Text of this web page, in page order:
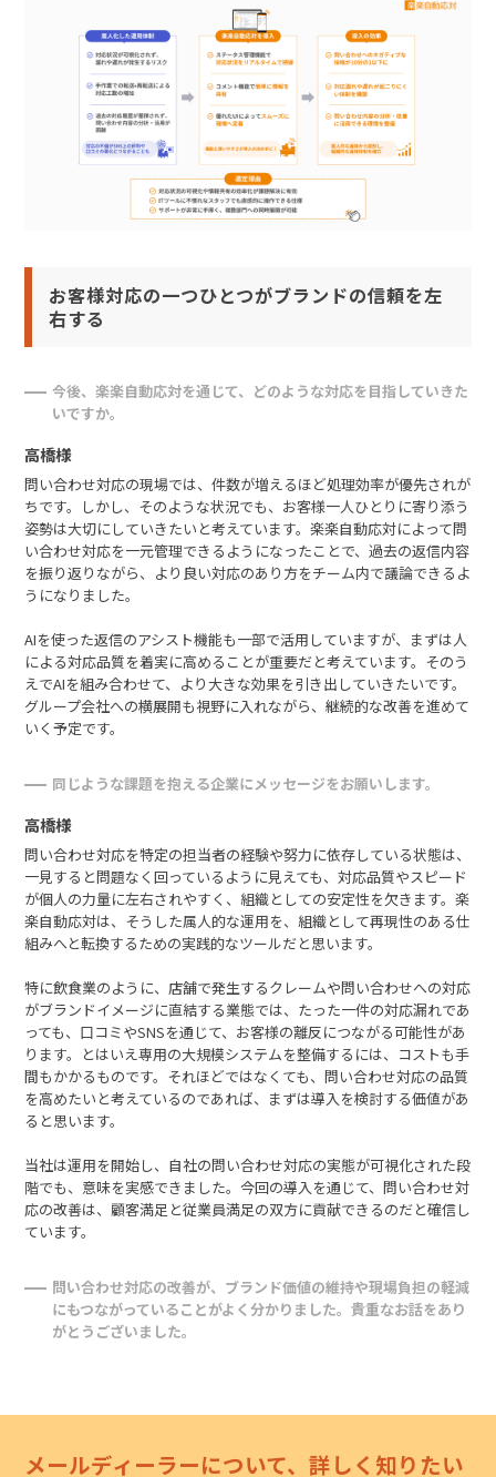
お客様対応の一つひとつがブランドの信頼を左
右する
今後、楽楽自動応対を通じて、どのような対応を目指していきた
いですか。
高橋様
問い合わせ対応の現場では、件数が増えるほど処理効率が優先されが
ちです。しかし、そのような状況でも、お客様一人ひとりに寄り添う
姿勢は大切にしていきたいと考えています。楽楽自動応対によって問
い合わせ対応を一元管理できるようになったことで、過去の返信内容
を振り返りながら、より良い対応のあり方をチーム内で議論できるよ
うになりました。
AIを使った返信のアシスト機能も一部で活用していますが、まずは人
による対応品質を着実に高めることが重要だと考えています。そのう
えでAIを組み合わせて、より大きな効果を引き出していきたいです。
グループ会社への横展開も視野に入れながら、継続的な改善を進めて
いく予定です。
同じような課題を抱える企業にメッセージをお願いします。
高橋様
問い合わせ対応を特定の担当者の経験や努力に依存している状態は、
一見すると問題なく回っているように見えても、対応品質やスピード
が個人の力量に左右されやすく、組織としての安定性を欠きます。楽
楽自動応対は、そうした属人的な運用を、組織として再現性のある仕
組みへと転換するための実践的なツールだと思います。
特に飲食業のように、店舗で発生するクレームや問い合わせへの対応
がブランドイメージに直結する業態では、たった一件の対応漏れであ
っても、口コミやSNSを通じて、お客様の離反につながる可能性があ
ります。とはいえ専用の大規模システムを整備するには、コストも手
間もかかるものです。それほどではなくても、問い合わせ対応の品質
を高めたいと考えているのであれば、まずは導入を検討する価値があ
ると思います。
当社は運用を開始し、自社の問い合わせ対応の実態が可視化された段
階でも、意味を実感できました。今回の導入を通じて、問い合わせ対
応の改善は、顧客満足と従業員満足の双方に貢献できるのだと確信し
ています。
問い合わせ対応の改善が、ブランド価値の維持や現場負担の軽減
にもつながっていることがよく分かりました。貴重なお話をあり
がとうございました。
メールディーラーについて、詳しく知りたい